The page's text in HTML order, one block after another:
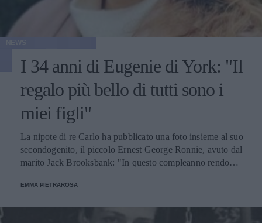
I 34 anni di Eugenie di York: "Il
regalo più bello di tutti sono i
miei figli"
La nipote di re Carlo ha pubblicato una foto insieme al suo
secondogenito, il piccolo Ernest George Ronnie, avuto dal
marito Jack Brooksbank: "In questo compleanno rendo
EMMA PIETRAROSA